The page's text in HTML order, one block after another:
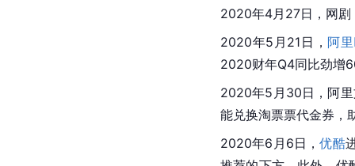
2020年4月27日，网
2020年5月21日， 阿
2020财年Q4同比劲增
2020年5月30日，阿
能兑换淘票票代金券，
2020年6月6日，优酷